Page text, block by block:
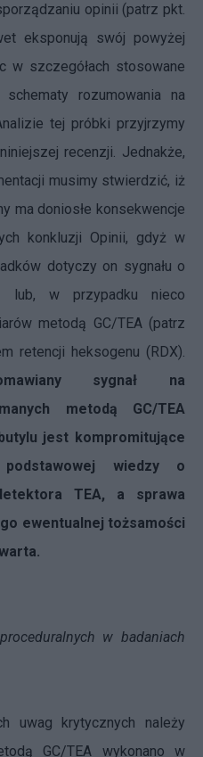
opinii (patrz pkt.
eksponują swój powyżej
w szczegółach stosowane
rozumowania na
tej próbki przyjrzymy
recenzji. Jednakże,
musimy stwierdzić, iż
ma doniosłe konsekwencje
konkluzji Opinii, gdyż w
dotyczy on sygnału o
lub, w przypadku nieco
metodą GC/TEA (patrz
retencji heksogenu (RDX).
sygnał na
metodą GC/TEA
jest kompromitujące
wiedzy o
TEA, a sprawa
ewentualnej tożsamości
w badaniach
uwag krytycznych należy
GC/TEA wykonano w